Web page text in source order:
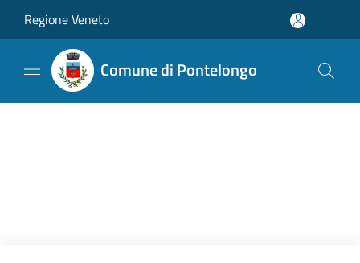
Regione Veneto
Comune di Pontelongo